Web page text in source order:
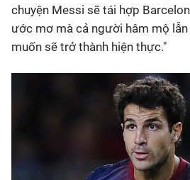
chuyện Messi sẽ tái hợp
ước mơ mà cả người hâm mộ
muốn sẽ trở thành hiện thực."